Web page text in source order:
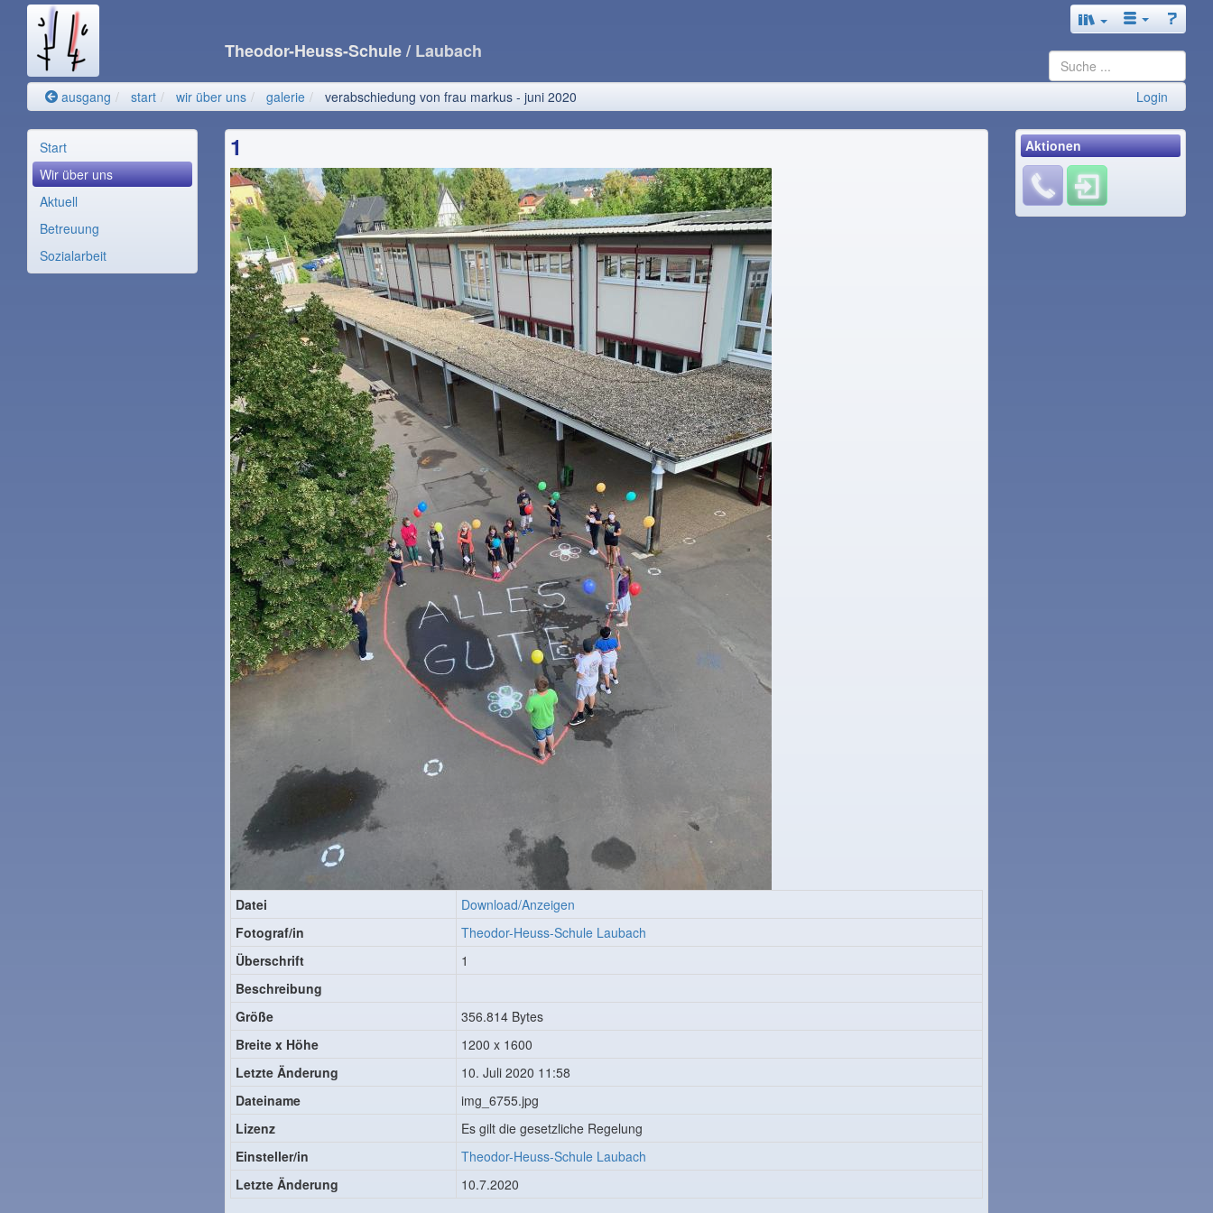
Theodor-Heuss-Schule/ Laubach
ausgang start wir über uns galerie verabschiedung von frau markus - juni 2020 Login
Start
Wir über uns
Aktuell
Betreuung
Sozialarbeit
1
Datei
Download/Anzeigen
Fotograf/in
Theodor-Heuss-Schule Laubach
Überschrift
1
Beschreibung
Größe
356.814 Bytes
Breite x Höhe
1200 x 1600
Letzte Änderung
10. Juli 2020 11:58
Dateiname
img_6755.jpg
Lizenz
Es gilt die gesetzliche Regelung
Einsteller/in
Theodor-Heuss-Schule Laubach
Letzte Änderung
10.7.2020
Aktionen